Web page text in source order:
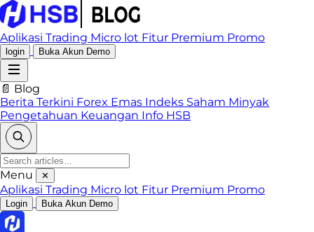
Aplikasi Trading Micro lot Fitur Premium Promo
login Buka Akun Demo
📄 Blog
Berita Terkini Forex Emas Indeks Saham Minyak
Pengetahuan Keuangan Info HSB
Menu ✕
Aplikasi Trading Micro lot Fitur Premium Promo
Login Buka Akun Demo